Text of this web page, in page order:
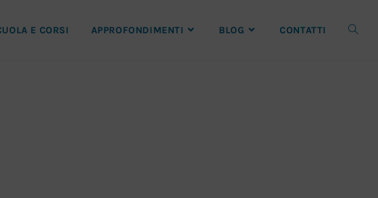
E CORSI APPROFONDIMENTI BLOG CONTATTI